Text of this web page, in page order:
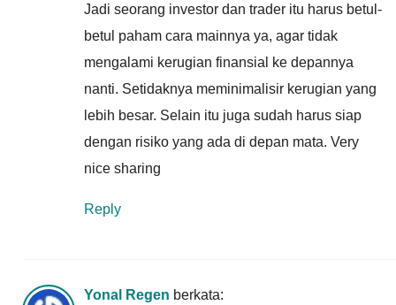
Jadi seorang investor dan trader itu harus betul-
betul paham cara mainnya ya, agar tidak
mengalami kerugian finansial ke depannya
nanti. Setidaknya meminimalisir kerugian yang
lebih besar. Selain itu juga sudah harus siap
dengan risiko yang ada di depan mata. Very
nice sharing
Reply
Yonal Regen berkata: